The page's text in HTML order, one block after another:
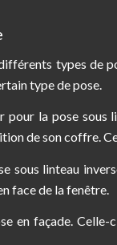
types de
type de pose.
pour la pose
de son coffre.
sous linteau
face de la fenêtre.
en façade.